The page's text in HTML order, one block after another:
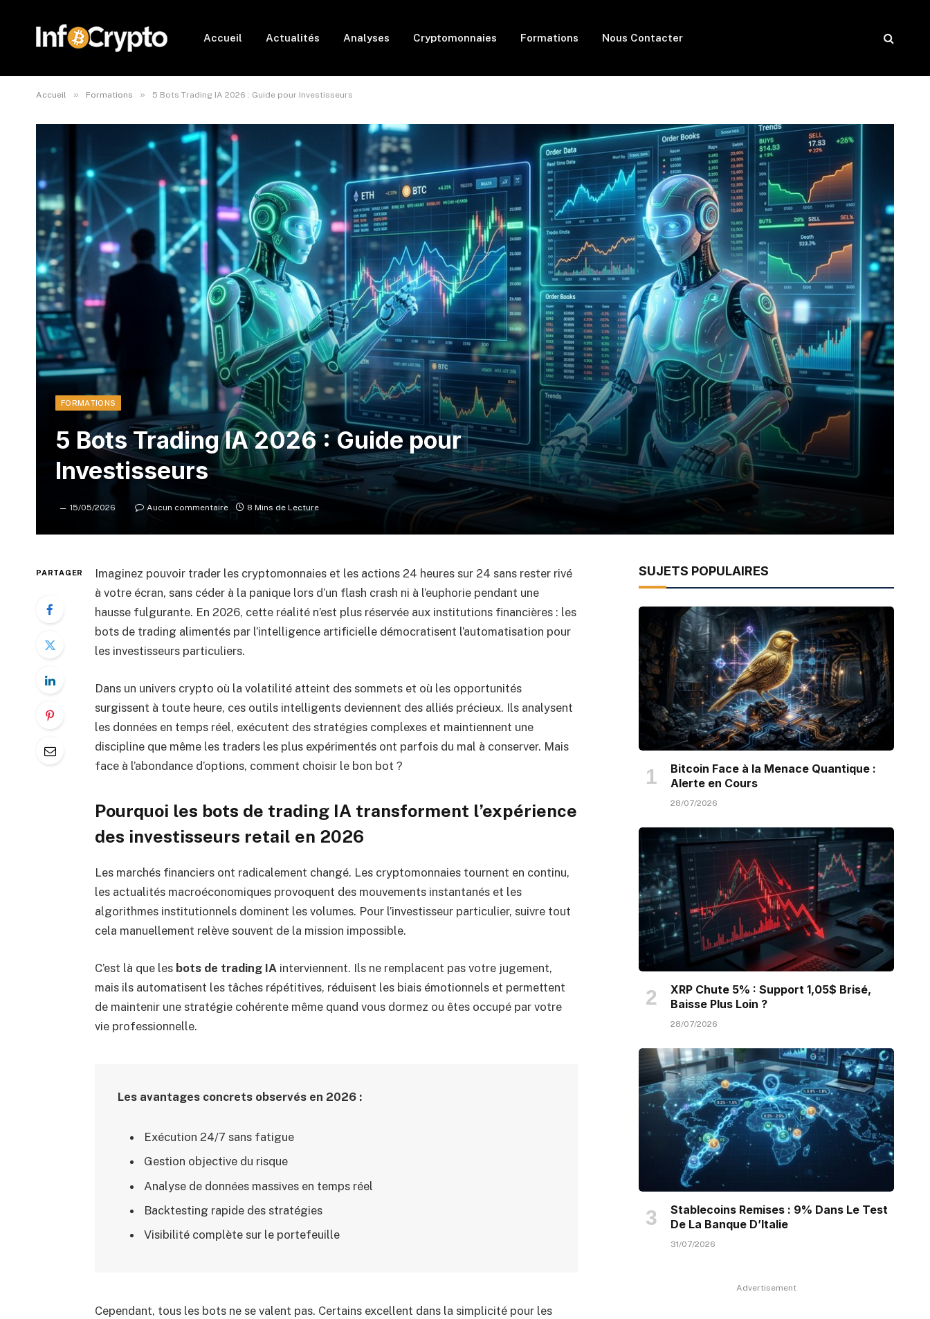
Accueil Actualités Analyses Cryptomonnaies Formations Nous Contacter
Accueil » Formations » 5 Bots Trading IA 2026 : Guide pour Investisseurs
FORMATIONS
5 Bots Trading IA 2026 : Guide pour
Investisseurs
15/05/2026 Aucun commentaire 8 Mins de Lecture
PARTAGER
Imaginez pouvoir trader les cryptomonnaies et les actions 24 heures sur 24 sans rester rivé
à votre écran, sans céder à la panique lors d’un flash crash ni à l’euphorie pendant une
hausse fulgurante. En 2026, cette réalité n’est plus réservée aux institutions financières : les
bots de trading alimentés par l’intelligence artificielle démocratisent l’automatisation pour
les investisseurs particuliers.
Dans un univers crypto où la volatilité atteint des sommets et où les opportunités
surgissent à toute heure, ces outils intelligents deviennent des alliés précieux. Ils analysent
les données en temps réel, exécutent des stratégies complexes et maintiennent une
discipline que même les traders les plus expérimentés ont parfois du mal à conserver. Mais
face à l’abondance d’options, comment choisir le bon bot ?
Pourquoi les bots de trading IA transforment l’expérience
des investisseurs retail en 2026
Les marchés financiers ont radicalement changé. Les cryptomonnaies tournent en continu,
les actualités macroéconomiques provoquent des mouvements instantanés et les
algorithmes institutionnels dominent les volumes. Pour l’investisseur particulier, suivre tout
cela manuellement relève souvent de la mission impossible.
C’est là que les bots de trading IA interviennent. Ils ne remplacent pas votre jugement,
mais ils automatisent les tâches répétitives, réduisent les biais émotionnels et permettent
de maintenir une stratégie cohérente même quand vous dormez ou êtes occupé par votre
vie professionnelle.
Les avantages concrets observés en 2026 :
Exécution 24/7 sans fatigue
Gestion objective du risque
Analyse de données massives en temps réel
Backtesting rapide des stratégies
Visibilité complète sur le portefeuille
Cependant, tous les bots ne se valent pas. Certains excellent dans la simplicité pour les
SUJETS POPULAIRES
Bitcoin Face à la Menace Quantique :
Alerte en Cours
28/07/2026
XRP Chute 5% : Support 1,05$ Brisé,
Baisse Plus Loin ?
28/07/2026
Stablecoins Remises : 9% Dans Le Test
De La Banque D’Italie
31/07/2026
Advertisement